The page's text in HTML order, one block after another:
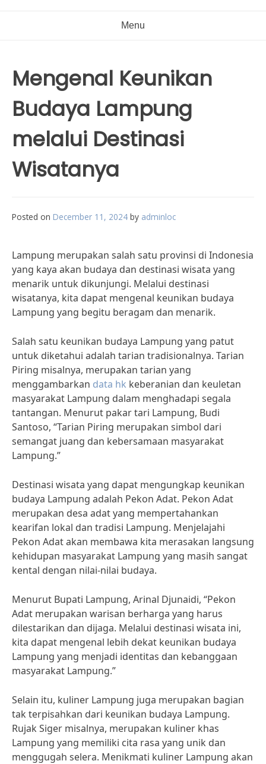
Menu
Mengenal Keunikan
Budaya Lampung
melalui Destinasi
Wisatanya
Posted on December 11, 2024 by adminloc
Lampung merupakan salah satu provinsi di Indonesia
yang kaya akan budaya dan destinasi wisata yang
menarik untuk dikunjungi. Melalui destinasi
wisatanya, kita dapat mengenal keunikan budaya
Lampung yang begitu beragam dan menarik.
Salah satu keunikan budaya Lampung yang patut
untuk diketahui adalah tarian tradisionalnya. Tarian
Piring misalnya, merupakan tarian yang
menggambarkan data hk keberanian dan keuletan
masyarakat Lampung dalam menghadapi segala
tantangan. Menurut pakar tari Lampung, Budi
Santoso, “Tarian Piring merupakan simbol dari
semangat juang dan kebersamaan masyarakat
Lampung.”
Destinasi wisata yang dapat mengungkap keunikan
budaya Lampung adalah Pekon Adat. Pekon Adat
merupakan desa adat yang mempertahankan
kearifan lokal dan tradisi Lampung. Menjelajahi
Pekon Adat akan membawa kita merasakan langsung
kehidupan masyarakat Lampung yang masih sangat
kental dengan nilai-nilai budaya.
Menurut Bupati Lampung, Arinal Djunaidi, “Pekon
Adat merupakan warisan berharga yang harus
dilestarikan dan dijaga. Melalui destinasi wisata ini,
kita dapat mengenal lebih dekat keunikan budaya
Lampung yang menjadi identitas dan kebanggaan
masyarakat Lampung.”
Selain itu, kuliner Lampung juga merupakan bagian
tak terpisahkan dari keunikan budaya Lampung.
Rujak Siger misalnya, merupakan kuliner khas
Lampung yang memiliki cita rasa yang unik dan
menggugah selera. Menikmati kuliner Lampung akan